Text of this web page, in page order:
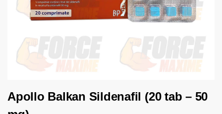
Apollo Balkan Sildenafil (20 tab – 50